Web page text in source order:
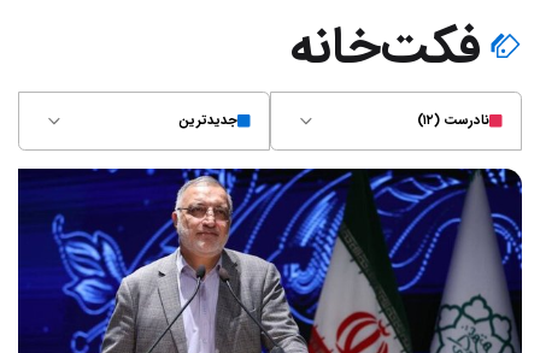
فکت‌خانه
نادرست (۱۲) جدیدترین